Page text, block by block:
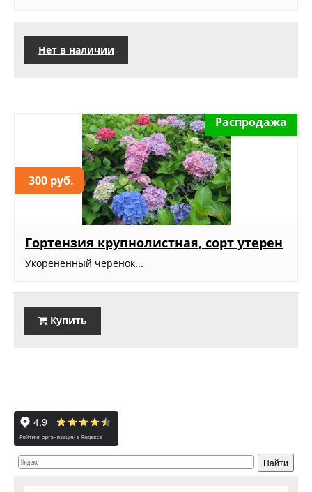
Нет в наличии
300 руб.
Распродажа
Гортензия крупнолистная, сорт утерен
Укорененный черенок...
Купить